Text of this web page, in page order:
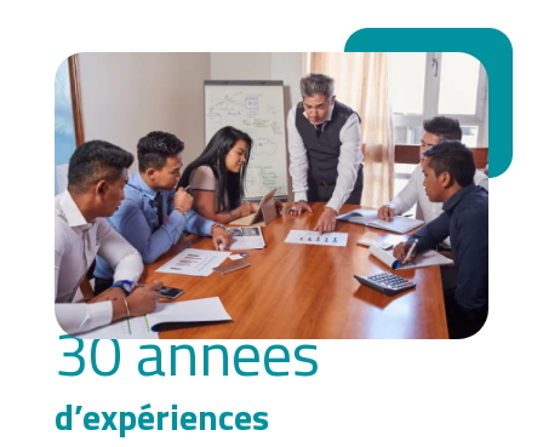
30 années
d’expériences